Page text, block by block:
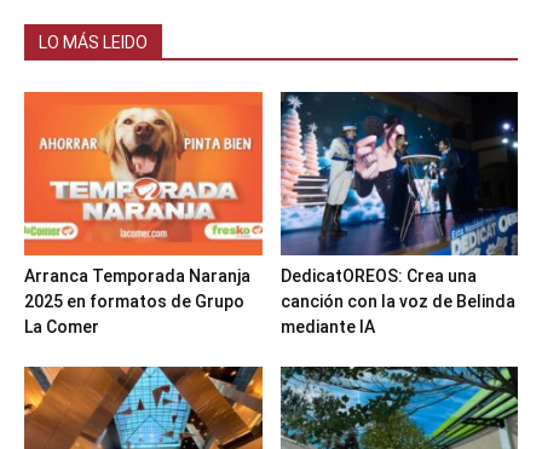
LO MÁS LEIDO
Arranca Temporada Naranja
2025 en formatos de Grupo
La Comer
DedicatOREOS: Crea una
canción con la voz de Belinda
mediante IA